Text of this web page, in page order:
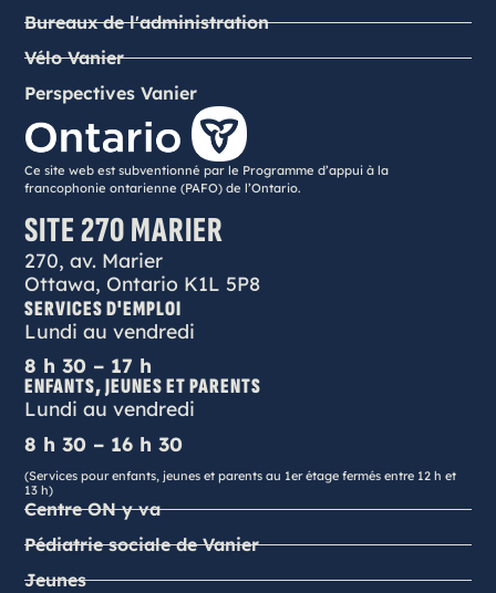
Bureaux de l'administration
Vélo Vanier
Perspectives Vanier
Ce site web est subventionné par le Programme d’appui à la
francophonie ontarienne (PAFO) de l’Ontario.
SITE 270 MARIER
270, av. Marier
Ottawa, Ontario K1L 5P8
SERVICES D'EMPLOI
Lundi au vendredi
8 h 30 – 17 h
ENFANTS, JEUNES ET PARENTS
Lundi au vendredi
8 h 30 – 16 h 30
(Services pour enfants, jeunes et parents au 1er étage fermés entre 12 h et
13 h)
Centre ON y va
Pédiatrie sociale de Vanier
Jeunes